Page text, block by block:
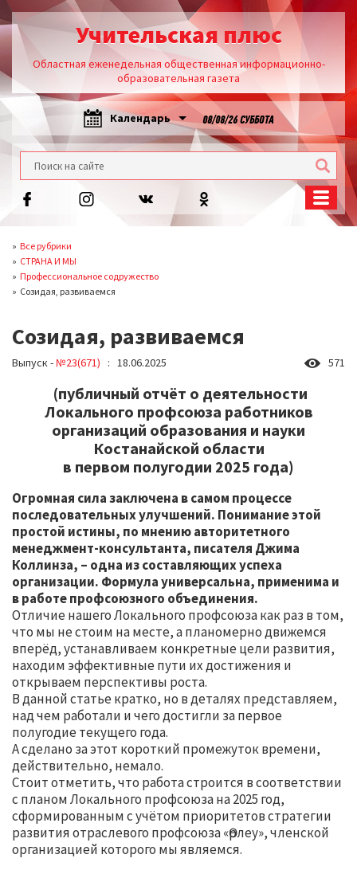
Учительская плюс
Областная еженедельная общественная информационно-
образовательная газета
Календарь 08/08/26 СУББОТА
Все рубрики
СТРАНА И МЫ
Профессиональное содружество
Созидая, развиваемся
Созидая, развиваемся
Выпуск -№23(671) : 18.06.2025 571
(публичный отчёт о деятельности
Локального профсоюза работников
организаций образования и науки
Костанайской области
в первом полугодии 2025 года)
Огромная сила заключена в самом процессе
последовательных улучшений. Понимание этой
простой истины, по мнению авторитетного
менеджмент-консультанта, писателя Джима
Коллинза, – одна из составляющих успеха
организации. Формула универсальна, применима и
в работе профсоюзного объединения.
Отличие нашего Локального профсоюза как раз в том,
что мы не стоим на месте, а планомерно движемся
вперёд, устанавливаем конкретные цели развития,
находим эффективные пути их достижения и
открываем перспективы роста.
В данной статье кратко, но в деталях представляем,
над чем работали и чего достигли за первое
полугодие текущего года.
А сделано за этот короткий промежуток времени,
действительно, немало.
Стоит отметить, что работа строится в соответствии
с планом Локального профсоюза на 2025 год,
сформированным с учётом приоритетов стратегии
развития отраслевого профсоюза «Өрлеу», членской
организацией которого мы являемся.